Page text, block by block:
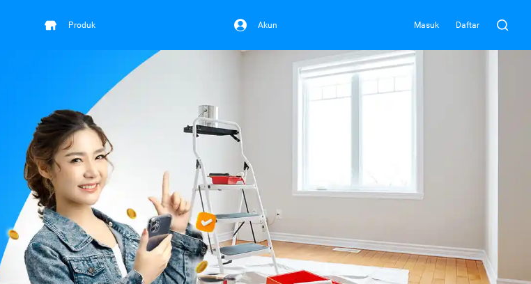
Produk Akun Masuk Daftar